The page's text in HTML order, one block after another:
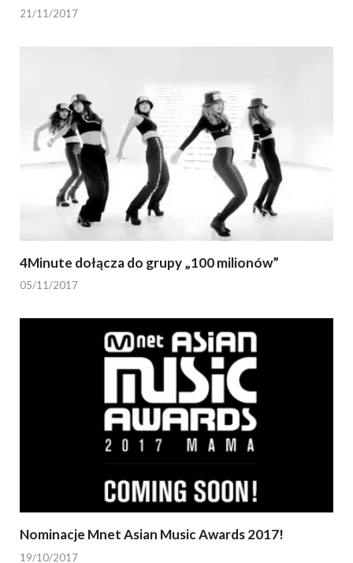
21/11/2017
4Minute dołącza do grupy „100 milionów”
05/11/2017
Nominacje Mnet Asian Music Awards 2017!
19/10/2017